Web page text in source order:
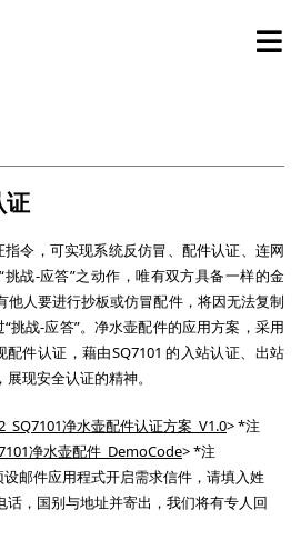
证
指令，可实现系统反仿冒、配件认证、连网
战-应答”之动作，唯有双方具备一样的金
他人要进行抄板或仿冒配件，将因无法复制
挑战-应答”。净水壶配件的应用方案，采用
配件认证，藉由SQ7101 的入站认证、出站
现安全认证的精神。
净水壶配件认证方案_V1.0> *注
净水壶配件_DemoCode> *注
邮件应用程式开启需求信件，请填入姓
，国别与地址并寄出，我们将有专人回